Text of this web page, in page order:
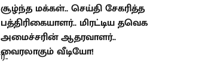
சூழ்ந்த மக்கள்.. செய்தி சேகரித்த
பத்திரிகையாளர்.. மிரட்டிய தவெக
அமைச்சரின் ஆதரவாளர்..
வைரலாகும் வீடியோ!